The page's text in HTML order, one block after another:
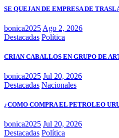
SE QUEJAN DE EMPRESA DE
bonica2025 Ago 2, 2026
Destacadas Política
CRIAN CABALLOS EN GRUPO DE
bonica2025 Jul 20, 2026
Destacadas Nacionales
¿COMO COMPRA EL PETROLEO
bonica2025 Jul 20, 2026
Destacadas Política